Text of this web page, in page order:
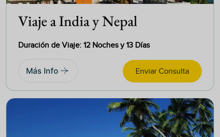
Viaje a India y Nepal
Duración de Viaje: 12 Noches y 13 Días
Más Info Enviar Consulta